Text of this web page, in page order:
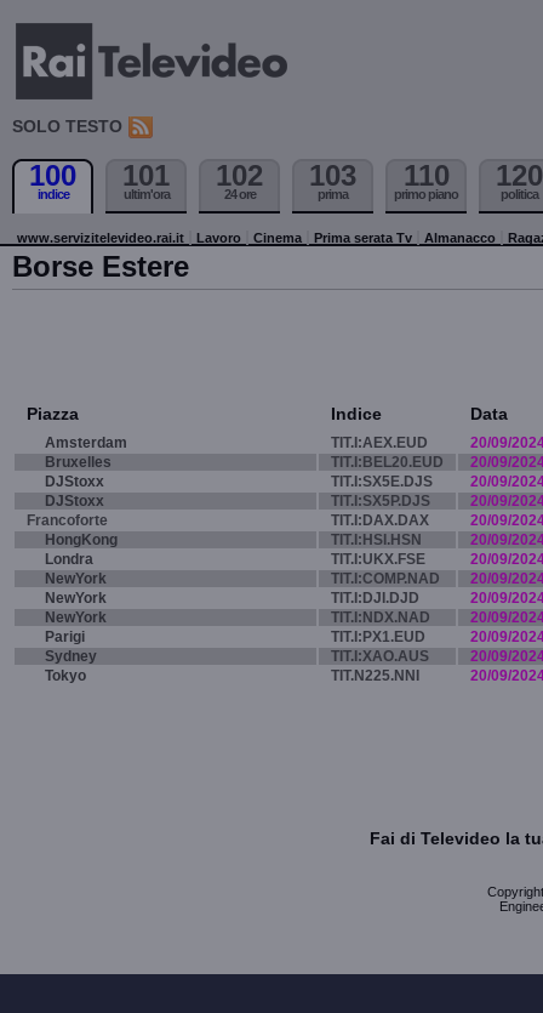
SOLO TESTO
100
indice
101
ultim'ora
102
24 ore
103
prima
110
primo piano
120
politica
www.servizitelevideo.rai.it Lavoro Cinema Prima serata Tv Almanacco
Borse Estere
Piazza Indice Data
Amsterdam TIT.I:AEX.EUD
20/09/
Bruxelles
TIT.I:BEL20.EUD
20/09/
DJStoxx
TIT.I:SX5E.DJS
20/09/
DJStoxx
TIT.I:SX5P.DJS
20/09/
Francoforte
TIT.I:DAX.DAX
20/09/
HongKong
TIT.I:HSI.HSN
20/09/
Londra
TIT.I:UKX.FSE
20/09/
NewYork
TIT.I:COMP.NAD
20/09/
NewYork
TIT.I:DJI.DJD
20/09/
NewYork
TIT.I:NDX.NAD
20/09/
Parigi
TIT.I:PX1.EUD
20/09/
Sydney
TIT.I:XAO.AUS
20/09/
Tokyo
TIT.N225.NNI 20/09/
Fai di Televideo la